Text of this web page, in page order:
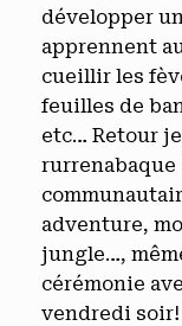
développer
apprennent
cueillir les
feuilles de
etc… Retour
rurrenabaque
adventure,
jungle…,
cérémonie
vendredi soir!